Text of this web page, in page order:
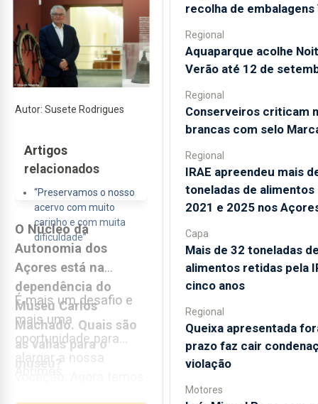
Autor: Susete Rodrigues
Artigos
relacionados
“Preservamos o nosso
acervo com muito
carinho e com muita
dificuldade”
O Núcleo da
Autonomia dos
Açores está na
dependência do
Museu Carlos
Machado. Quais são
as valias para o
museu?
É mais um desafio e
mais uma
oportunidade para
alargar a nossa
recolha de embalagens
Regional
Aquaparque acolhe
Verão até 12 de
Regional
Conserveiros criticam
brancas com selo
Regional
IRAE apreendeu mais
toneladas de
2021 e 2025 nos
Capa
Mais de 32 toneladas
alimentos retidas pela
cinco anos
Regional
Queixa apresentada
prazo faz cair
violação
Motores